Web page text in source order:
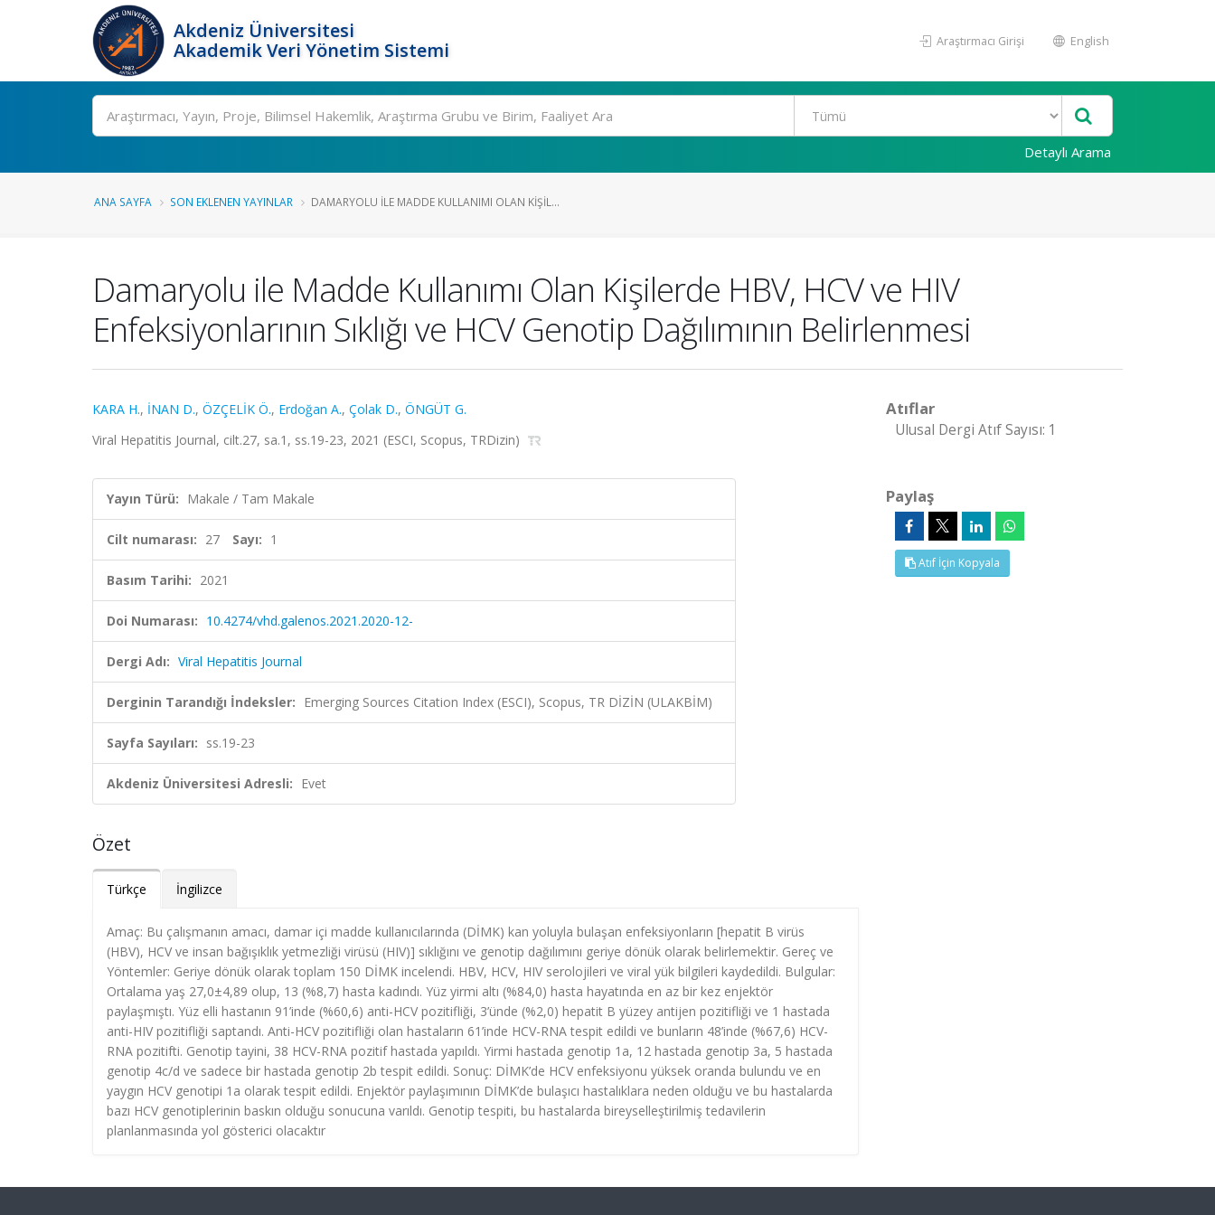
Akdeniz Üniversitesi
Akademik Veri Yönetim Sistemi
Araştırmacı Girişi English
Ara
Detaylı Arama
ANA SAYFA SON EKLENEN YAYINLAR DAMARYOLU ILE MADDE KULLANIMI OLAN KIŞIL...
Damaryolu ile Madde Kullanımı Olan Kişilerde HBV, HCV ve HIV
Enfeksiyonlarının Sıklığı ve HCV Genotip Dağılımının Belirlenmesi
KARA H., İNAN D., ÖZÇELİK Ö., Erdoğan A., Çolak D., ÖNGÜT G.
Viral Hepatitis Journal, cilt.27, sa.1, ss.19-23, 2021 (ESCI, Scopus, TRDizin)
Yayın Türü: Makale / Tam Makale
Cilt numarası: 27 Sayı: 1
Basım Tarihi: 2021
Doi Numarası: 10.4274/vhd.galenos.2021.2020-12-
Dergi Adı: Viral Hepatitis Journal
Derginin Tarandığı İndeksler: Emerging Sources Citation Index (ESCI), Scopus, TR DİZİN (ULAKBİM)
Sayfa Sayıları: ss.19-23
Akdeniz Üniversitesi Adresli: Evet
Özet
Türkçe İngilizce
Amaç: Bu çalışmanın amacı, damar içi madde kullanıcılarında (DİMK) kan yoluyla bulaşan enfeksiyonların [hepatit B virüs
(HBV), HCV ve insan bağışıklık yetmezliği virüsü (HIV)] sıklığını ve genotip dağılımını geriye dönük olarak belirlemektir. Gereç ve
Yöntemler: Geriye dönük olarak toplam 150 DİMK incelendi. HBV, HCV, HIV serolojileri ve viral yük bilgileri kaydedildi. Bulgular:
Ortalama yaş 27,0±4,89 olup, 13 (%8,7) hasta kadındı. Yüz yirmi altı (%84,0) hasta hayatında en az bir kez enjektör
paylaşmıştı. Yüz elli hastanın 91’inde (%60,6) anti-HCV pozitifliği, 3’ünde (%2,0) hepatit B yüzey antijen pozitifliği ve 1 hastada
anti-HIV pozitifliği saptandı. Anti-HCV pozitifliği olan hastaların 61’inde HCV-RNA tespit edildi ve bunların 48’inde (%67,6) HCV-
RNA pozitifti. Genotip tayini, 38 HCV-RNA pozitif hastada yapıldı. Yirmi hastada genotip 1a, 12 hastada genotip 3a, 5 hastada
genotip 4c/d ve sadece bir hastada genotip 2b tespit edildi. Sonuç: DİMK’de HCV enfeksiyonu yüksek oranda bulundu ve en
yaygın HCV genotipi 1a olarak tespit edildi. Enjektör paylaşımının DİMK’de bulaşıcı hastalıklara neden olduğu ve bu hastalarda
bazı HCV genotiplerinin baskın olduğu sonucuna varıldı. Genotip tespiti, bu hastalarda bireyselleştirilmiş tedavilerin
planlanmasında yol gösterici olacaktır
Atıflar
Ulusal Dergi Atıf Sayısı: 1
Paylaş
Atıf İçin Kopyala